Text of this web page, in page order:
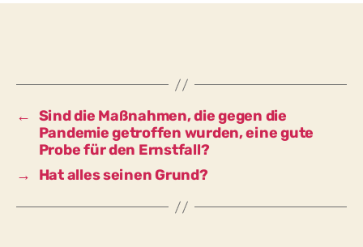
Pandemie
wurden,
eine
den
← Sind die Maßnahmen, die gegen die
Pandemie getroffen wurden, eine gute
Probe für den Ernstfall?
→
Hat alles seinen Grund?